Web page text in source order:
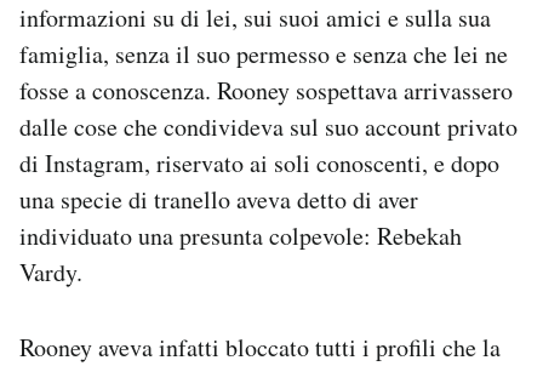
informazioni su di lei, sui suoi amici e sulla sua
famiglia, senza il suo permesso e senza che lei ne
fosse a conoscenza. Rooney sospettava arrivassero
dalle cose che condivideva sul suo account privato
di Instagram, riservato ai soli conoscenti, e dopo
una specie di tranello aveva detto di aver
individuato una presunta colpevole: Rebekah
Vardy.
Rooney aveva infatti bloccato tutti i profili che la